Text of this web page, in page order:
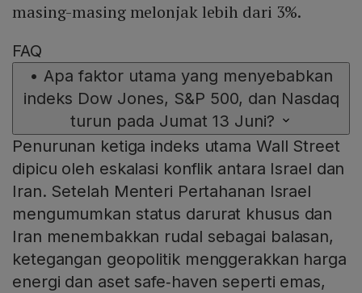
masing-masing melonjak lebih dari 3%.
FAQ
• Apa faktor utama yang menyebabkan
indeks Dow Jones, S&P 500, dan Nasdaq
turun pada Jumat 13 Juni?
Penurunan ketiga indeks utama Wall Street
dipicu oleh eskalasi konflik antara Israel dan
Iran. Setelah Menteri Pertahanan Israel
mengumumkan status darurat khusus dan
Iran menembakkan rudal sebagai balasan,
ketegangan geopolitik menggerakkan harga
energi dan aset safe‑haven seperti emas,